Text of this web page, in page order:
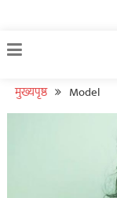
मुख्यपृष्ठ Model